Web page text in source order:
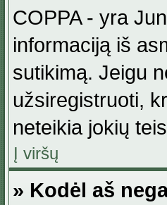
COPPA - yra
informaciją iš
sutikimą. Jeigu
užsiregistruoti,
neteikia jokių
Į viršų
» Kodėl aš